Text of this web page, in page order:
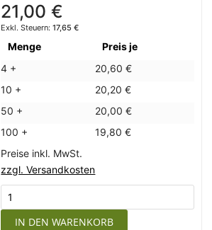
21,00 €
17,65 €
Menge
Preis je
4 +
20,60 €
10 +
20,20 €
50 +
20,00 €
100 +
19,80 €
Preise inkl. MwSt.
zzgl. Versandkosten
IN DEN WARENKORB